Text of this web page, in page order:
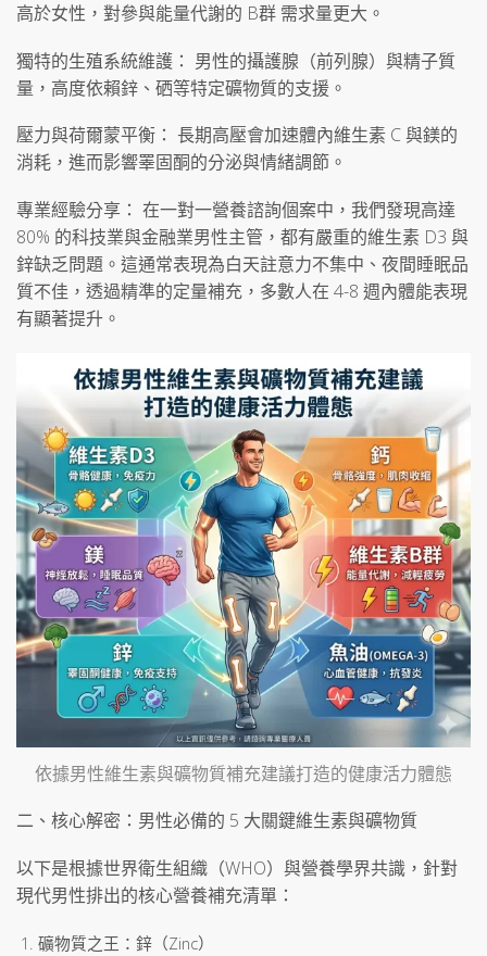
高於女性，對參與能量代謝的 B群 需求量更大。
獨特的生殖系統維護： 男性的攝護腺（前列腺）與精子質
量，高度依賴鋅、硒等特定礦物質的支援。
壓力與荷爾蒙平衡： 長期高壓會加速體內維生素 C 與鎂的
消耗，進而影響睪固酮的分泌與情緒調節。
專業經驗分享： 在一對一營養諮詢個案中，我們發現高達
80% 的科技業與金融業男性主管，都有嚴重的維生素 D3 與
鋅缺乏問題。這通常表現為白天註意力不集中、夜間睡眠品
質不佳，透過精準的定量補充，多數人在 4-8 週內體能表現
有顯著提升。
依據男性維生素與礦物質補充建議打造的健康活力體態
二、核心解密：男性必備的 5 大關鍵維生素與礦物質
以下是根據世界衛生組織（WHO）與營養學界共識，針對
現代男性排出的核心營養補充清單：
礦物質之王：鋅（Zinc）